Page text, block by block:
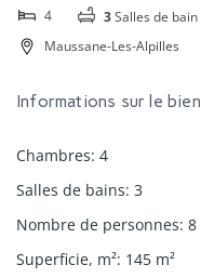
4 3Salles de bain
Maussane-Les-Alpilles
Informations sur le bien
Chambres: 4
Salles de bains: 3
Nombre de personnes: 8
Superficie, m²: 145 m²